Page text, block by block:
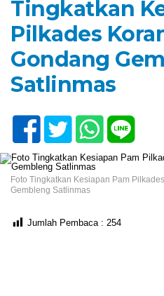
Tingkatkan
Pilkades
Gondang
Satlinmas
Foto Tingkatkan Kesiapan Pam
Gembleng Satlinmas
Jumlah Pembaca : 254